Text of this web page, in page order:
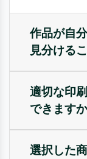
作品が自
見分ける
適切な印
できます
選択した